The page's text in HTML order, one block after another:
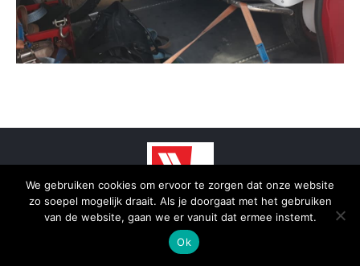
© 2025 - SmidTrans - Koerier Groningen
Bottom menu
We gebruiken cookies om ervoor te zorgen dat onze website
zo soepel mogelijk draait. Als je doorgaat met het gebruiken
van de website, gaan we er vanuit dat ermee instemt.
Ok